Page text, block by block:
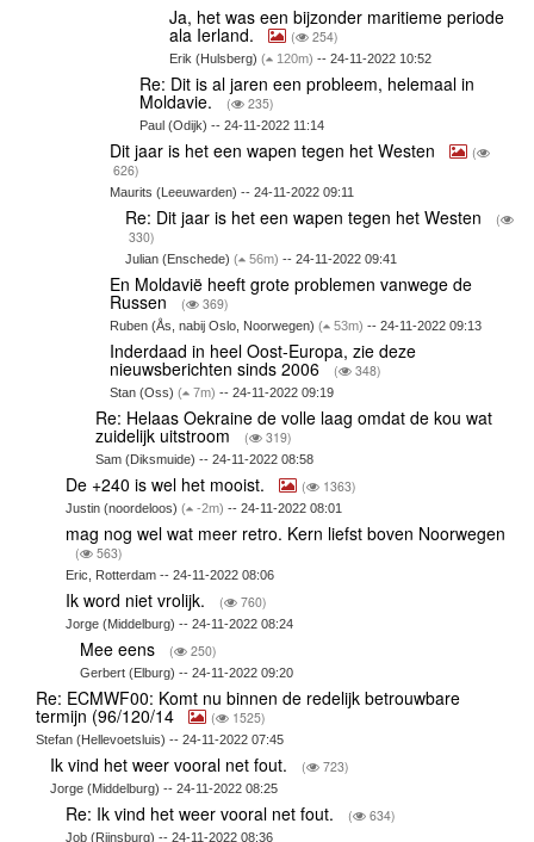
Ja, het was een bijzonder maritieme periode
ala Ierland. ( 254)
Erik (Hulsberg)( 120m) -- 24-11-2022 10:52
Re: Dit is al jaren een probleem, helemaal in
Moldavie. ( 235)
Paul (Odijk) -- 24-11-2022 11:14
Dit jaar is het een wapen tegen het Westen
(
626)
Maurits (Leeuwarden) -- 24-11-2022 09:11
Re: Dit jaar is het een wapen tegen het Westen
(
330)
Julian (Enschede) ( 56m) -- 24-11-2022 09:41
En Moldavië heeft grote problemen vanwege de
Russen ( 369)
Ruben (Ås, nabij Oslo, Noorwegen)( 53m) -- 24-11-2022 09:13
Inderdaad in heel Oost-Europa, zie deze
nieuwsberichten sinds 2006 ( 348)
Stan (Oss)( 7m) -- 24-11-2022 09:19
Re: Helaas Oekraine de volle laag omdat de kou wat
zuidelijk uitstroom ( 319)
Sam (Diksmuide) -- 24-11-2022 08:58
De +240 is wel het mooist. ( 1363)
Justin (noordeloos) ( -2m) -- 24-11-2022 08:01
mag nog wel wat meer retro. Kern liefst boven Noorwegen
( 563)
Eric, Rotterdam -- 24-11-2022 08:06
Ik word niet vrolijk. ( 760)
Jorge (Middelburg) -- 24-11-2022 08:24
Mee eens ( 250)
Gerbert (Elburg) -- 24-11-2022 09:20
Re: ECMWF00: Komt nu binnen de redelijk betrouwbare
termijn (96/120/14 ( 1525)
Stefan (Hellevoetsluis) -- 24-11-2022 07:45
Ik vind het weer vooral net fout. ( 723)
Jorge (Middelburg) -- 24-11-2022 08:25
Re: Ik vind het weer vooral net fout. ( 634)
Job (Rijnsburg) -- 24-11-2022 08:36